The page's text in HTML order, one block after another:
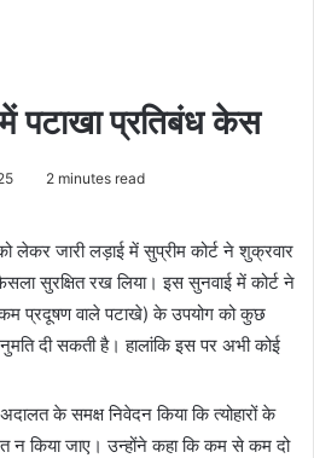
पटाखा प्रतिबंध केस
2 minutes read
लेकर जारी लड़ाई में सुप्रीम कोर्ट ने शुक्रवार
सुरक्षित रख लिया। इस सुनवाई में कोर्ट ने
प्रदूषण वाले पटाखे) के उपयोग को कुछ
दी सकती है। हालांकि इस पर अभी कोई
के समक्ष निवेदन किया कि त्योहारों के
न किया जाए। उन्होंने कहा कि कम से कम दो